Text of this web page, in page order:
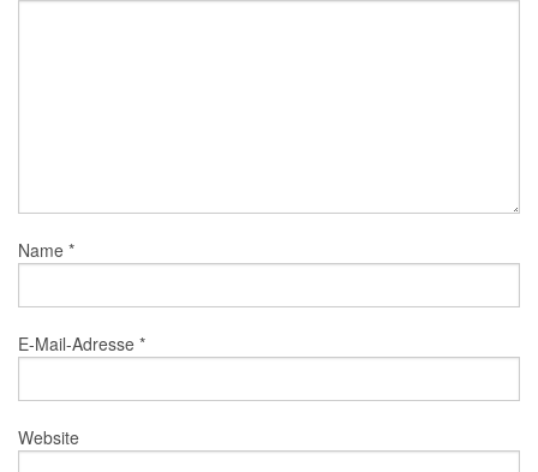
Name *
E-Mail-Adresse *
Website